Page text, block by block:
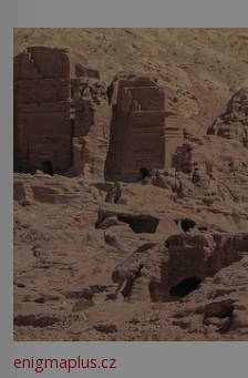
enigmaplus.cz